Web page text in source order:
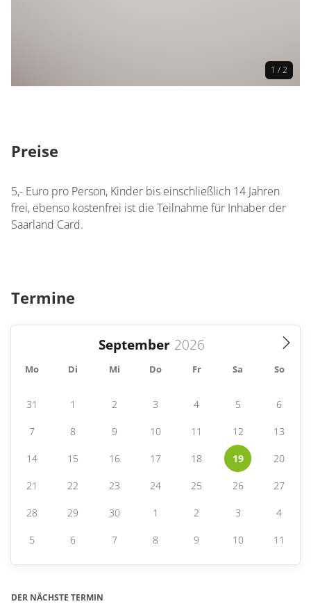
1 / 2
Preise
5,- Euro pro Person, Kinder bis einschließlich 14 Jahren
frei, ebenso kostenfrei ist die Teilnahme für Inhaber der
Saarland Card.
Termine
September
Mo Di Mi Do Fr Sa So
31 1 2 3 4 5 6
7 8 9 10 11 12 13
14 15 16 17 18 19 20
21 22 23 24 25 26 27
28 29 30 1 2 3 4
5 6 7 8 9 10 11
DER NÄCHSTE TERMIN